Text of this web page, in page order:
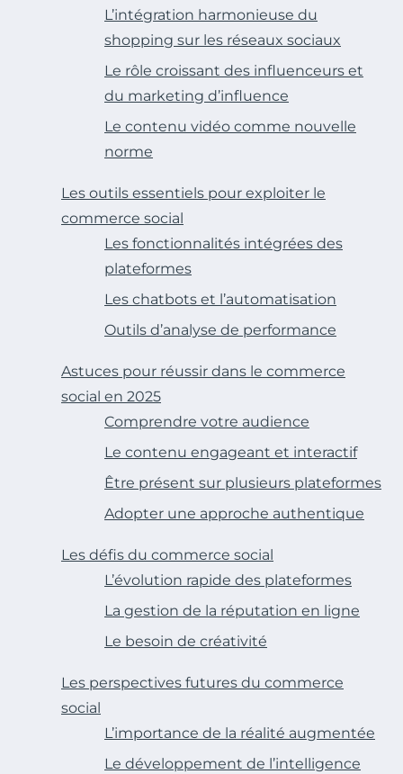
L’intégration harmonieuse du
shopping sur les réseaux sociaux
Le rôle croissant des influenceurs et
du marketing d’influence
Le contenu vidéo comme nouvelle
norme
Les outils essentiels pour exploiter le
commerce social
Les fonctionnalités intégrées des
plateformes
Les chatbots et l’automatisation
Outils d’analyse de performance
Astuces pour réussir dans le commerce
social en 2025
Comprendre votre audience
Le contenu engageant et interactif
Être présent sur plusieurs plateformes
Adopter une approche authentique
Les défis du commerce social
L’évolution rapide des plateformes
La gestion de la réputation en ligne
Le besoin de créativité
Les perspectives futures du commerce
social
L’importance de la réalité augmentée
Le développement de l’intelligence